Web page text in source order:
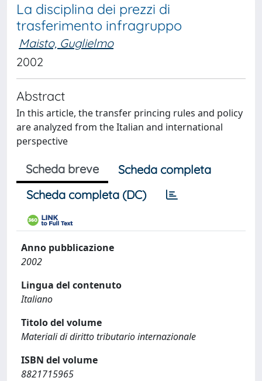
La disciplina dei prezzi di
trasferimento infragruppo
Maisto, Guglielmo
2002
Abstract
In this article, the transfer princing rules and policy
are analyzed from the Italian and international
perspective
Scheda breve
Scheda completa
Scheda completa (DC)
Anno pubblicazione
2002
Lingua del contenuto
Italiano
Titolo del volume
Materiali di diritto tributario internazionale
ISBN del volume
8821715965